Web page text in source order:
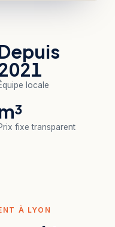
locale
fixe transparent
À LYON